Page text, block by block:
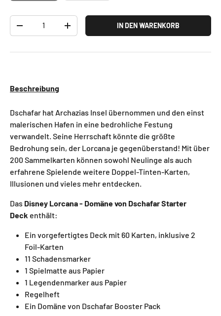
- + IN DEN WARENKORB
Beschreibung
Dschafar hat Archazias Insel übernommen und den einst
malerischen Hafen in eine bedrohliche Festung
verwandelt. Seine Herrschaft könnte die größte
Bedrohung sein, der Lorcana je gegenüberstand! Mit über
200 Sammelkarten können sowohl Neulinge als auch
erfahrene Spielende weitere Doppel-Tinten-Karten,
Illusionen und vieles mehr entdecken.
Das Disney Lorcana - Domäne von Dschafar Starter
Deck enthält:
Ein vorgefertigtes Deck mit 60 Karten, inklusive 2
Foil-Karten
11 Schadensmarker
1 Spielmatte aus Papier
1 Legendenmarker aus Papier
Regelheft
Ein Domäne von Dschafar Booster Pack